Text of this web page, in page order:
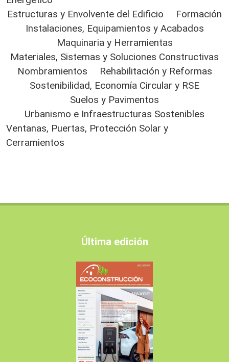
Estructuras y Envolvente del Edificio
Formación
Instalaciones, Equipamientos y Acabados
Maquinaria y Herramientas
Materiales, Sistemas y Soluciones Constructivas
Nombramientos
Rehabilitación y Reformas
Sostenibilidad, Economía Circular y RSE
Suelos y Pavimentos
Urbanismo e Infraestructuras Sostenibles
Ventanas, Puertas, Protección Solar y
Cerramientos
Última edición